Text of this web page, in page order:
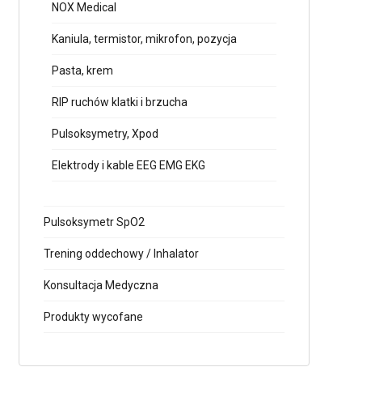
NOX Medical
Kaniula, termistor, mikrofon, pozycja
Pasta, krem
RIP ruchów klatki i brzucha
Pulsoksymetry, Xpod
Elektrody i kable EEG EMG EKG
Pulsoksymetr SpO2
Trening oddechowy / Inhalator
Konsultacja Medyczna
Produkty wycofane